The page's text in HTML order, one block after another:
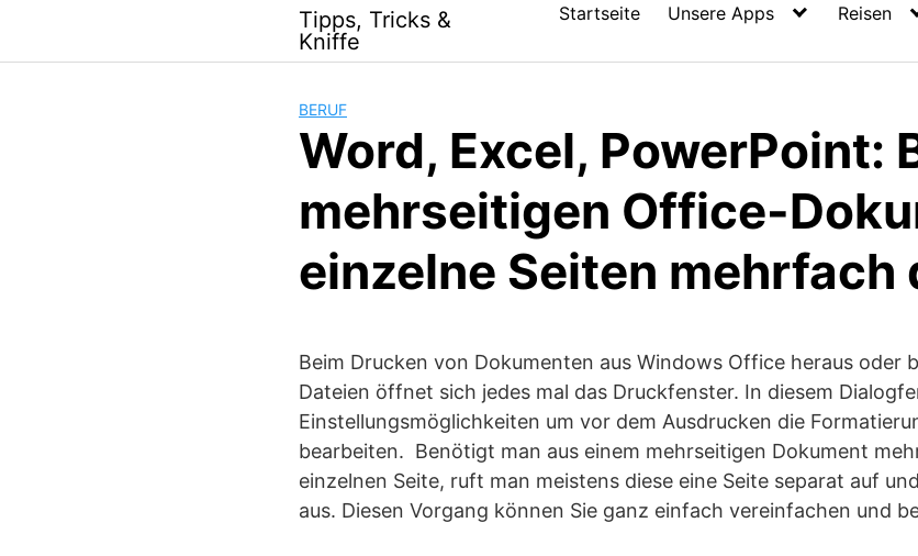
content
Tipps, Tricks &
Kniffe
Startseite Unsere Apps Reisen
BERUF
Word, Excel, PowerPoint:
mehrseitigen Office-
einzelne Seiten mehrfach
Beim Drucken von Dokumenten aus Windows Office heraus oder
Dateien öffnet sich jedes mal das Druckfenster. In diesem
Einstellungsmöglichkeiten um vor dem Ausdrucken die
bearbeiten. Benötigt man aus einem mehrseitigen Dokument
einzelnen Seite, ruft man meistens diese eine Seite separat auf
aus. Diesen Vorgang können Sie ganz einfach vereinfachen und